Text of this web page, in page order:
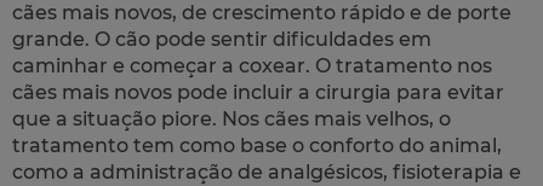
cães mais novos, de crescimento rápido e de porte
grande. O cão pode sentir dificuldades em
caminhar e começar a coxear. O tratamento nos
cães mais novos pode incluir a cirurgia para evitar
que a situação piore. Nos cães mais velhos, o
tratamento tem como base o conforto do animal,
como a administração de analgésicos, fisioterapia e